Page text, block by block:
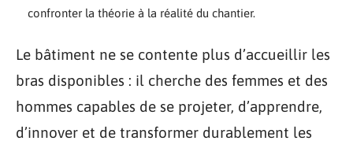
confronter la théorie à la réalité du chantier.
Le bâtiment ne se contente plus d’accueillir les
bras disponibles : il cherche des femmes et des
hommes capables de se projeter, d’apprendre,
d’innover et de transformer durablement les